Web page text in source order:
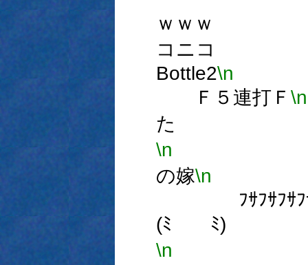
ｗｗｗ
コニコ
Bottle2\n
Ｆ５連打Ｆ \n
た 悪霊
\n
の嫁\n
ﾌｻﾌｻﾌｻﾌ
(ﾐ ﾐ)
\n